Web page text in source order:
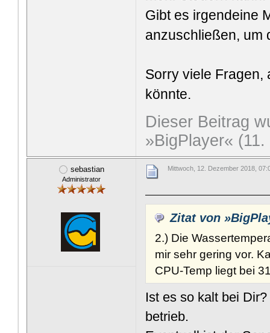
Gibt es irgendeine
anzuschließen, um
Sorry viele Fragen,
könnte.
Dieser Beitrag
»BigPlayer«
sebastian
Administrator
Mittwoch, 12. Dezember 2018,
Zitat von
2.) Die
mir sehr gering vor.
CPU-Temp liegt bei
Ist es so kalt bei
betrieb.